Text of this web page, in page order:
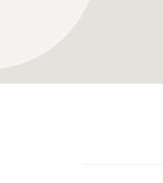
공지사항(